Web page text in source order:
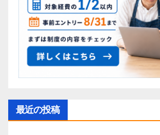
最近の投稿